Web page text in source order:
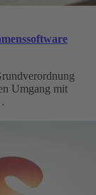
Umgang mit